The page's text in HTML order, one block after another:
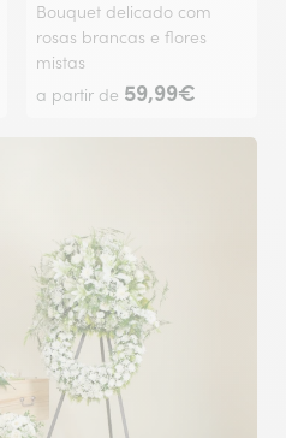
Bouquet delicado com
rosas brancas e flores
mistas
a partir de 59,99€